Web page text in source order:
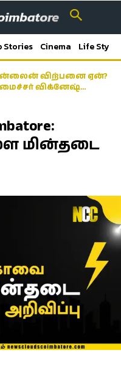
Stories Cinema Life Style
விற்பனை ஏன்?
விக்னேஷ்…
மின்தடை